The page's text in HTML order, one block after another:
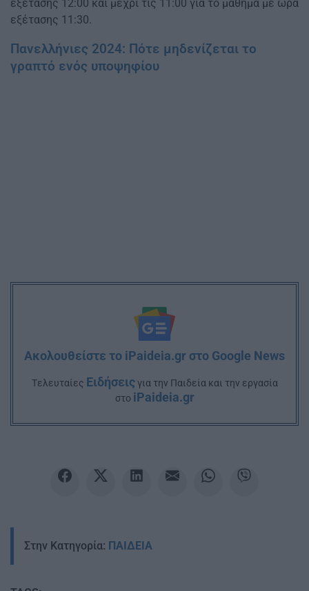
εξέτασης 12:00 και μέχρι τις 11:00 για το μάθημα με ώρα
εξέτασης 11:30.
Πανελλήνιες 2024: Πότε μηδενίζεται το
γραπτό ενός υποψηφίου
Ακολουθείστε το iPaideia.gr στο Google News
Tελευταίες Ειδήσειςγια την Παιδεία και την εργασία
στο iPaideia.gr
Στην Κατηγορία: ΠΑΙΔΕΙΑ